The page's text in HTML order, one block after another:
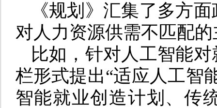
《规划》汇集了多方
对人力资源供需不匹配
比如，针对人工智能
栏形式提出“适应人工智
智能就业创造计划、传